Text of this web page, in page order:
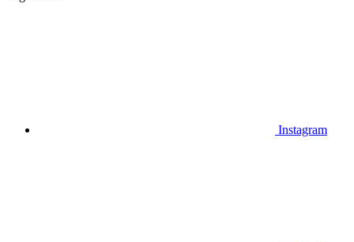
Instagram